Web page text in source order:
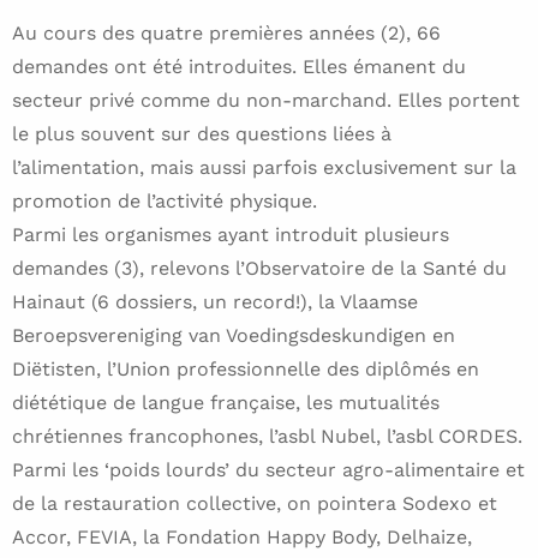
Au cours des quatre premières années (2), 66
demandes ont été introduites. Elles émanent du
secteur privé comme du non-marchand. Elles portent
le plus souvent sur des questions liées à
l’alimentation, mais aussi parfois exclusivement sur la
promotion de l’activité physique.
Parmi les organismes ayant introduit plusieurs
demandes (3), relevons l’Observatoire de la Santé du
Hainaut (6 dossiers, un record!), la Vlaamse
Beroepsvereniging van Voedingsdeskundigen en
Diëtisten, l’Union professionnelle des diplômés en
diététique de langue française, les mutualités
chrétiennes francophones, l’asbl Nubel, l’asbl CORDES.
Parmi les ‘poids lourds’ du secteur agro-alimentaire et
de la restauration collective, on pointera Sodexo et
Accor, FEVIA, la Fondation Happy Body, Delhaize,